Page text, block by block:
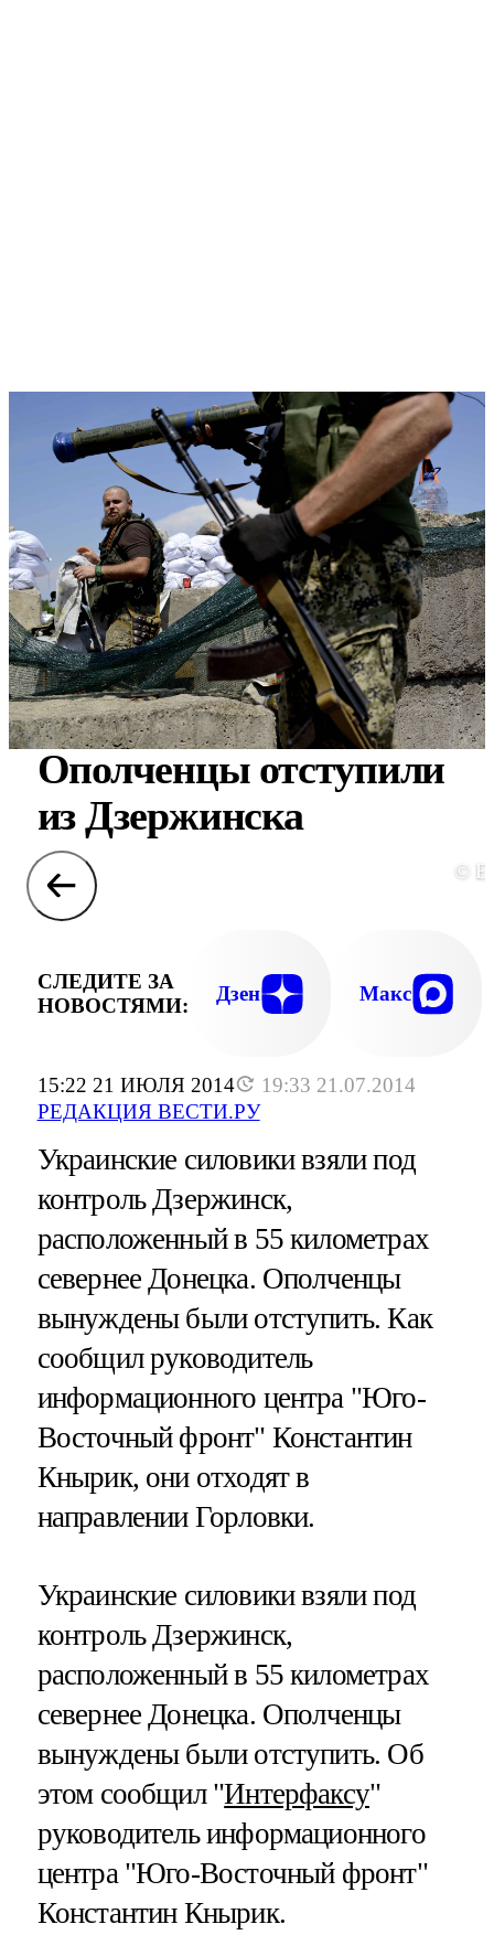
15:22 21 ИЮЛЯ 2014
19:33 21.07.2014
РЕДАКЦИЯ ВЕСТИ.РУ
Ополченцы отступили
из Дзержинска
©
СЛЕДИТЕ ЗА
НОВОСТЯМИ:
Дзен Макс
Украинские силовики взяли под
контроль Дзержинск,
расположенный в 55 километрах
севернее Донецка. Ополченцы
вынуждены были отступить. Как
сообщил руководитель
информационного центра "Юго-
Восточный фронт" Константин
Кнырик, они отходят в
направлении Горловки.
Украинские силовики взяли под
контроль Дзержинск,
расположенный в 55 километрах
севернее Донецка. Ополченцы
вынуждены были отступить. Об
этом сообщил "Интерфаксу"
руководитель информационного
центра "Юго-Восточный фронт"
Константин Кнырик.